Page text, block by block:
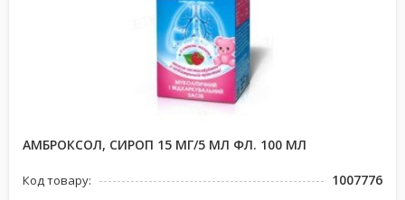
АМБРОКСОЛ, СИРОП 15 МГ/5 МЛ ФЛ. 100 МЛ
Код товару: 1007776